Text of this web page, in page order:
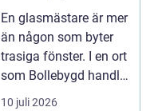
och smarta
glaslösningar
En glasmästare är mer
än någon som byter
trasiga fönster. I en ort
som Bollebygd handlar
yrket lika ...
10 juli 2026